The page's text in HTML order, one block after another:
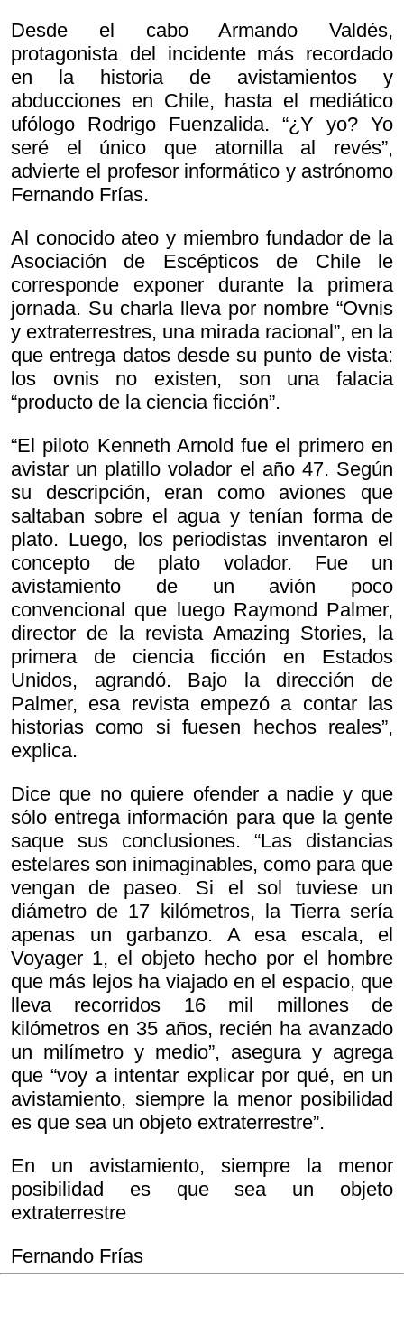
Desde el cabo Armando Valdés,
protagonista del incidente más recordado
en la historia de avistamientos y
abducciones en Chile, hasta el mediático
ufólogo Rodrigo Fuenzalida. “¿Y yo? Yo
seré el único que atornilla al revés”,
advierte el profesor informático y astrónomo
Fernando Frías.
Al conocido ateo y miembro fundador de la
Asociación de Escépticos de Chile le
corresponde exponer durante la primera
jornada. Su charla lleva por nombre “Ovnis
y extraterrestres, una mirada racional”, en la
que entrega datos desde su punto de vista:
los ovnis no existen, son una falacia
“producto de la ciencia ficción”.
“El piloto Kenneth Arnold fue el primero en
avistar un platillo volador el año 47. Según
su descripción, eran como aviones que
saltaban sobre el agua y tenían forma de
plato. Luego, los periodistas inventaron el
concepto de plato volador. Fue un
avistamiento de un avión poco
convencional que luego Raymond Palmer,
director de la revista Amazing Stories, la
primera de ciencia ficción en Estados
Unidos, agrandó. Bajo la dirección de
Palmer, esa revista empezó a contar las
historias como si fuesen hechos reales”,
explica.
Dice que no quiere ofender a nadie y que
sólo entrega información para que la gente
saque sus conclusiones. “Las distancias
estelares son inimaginables, como para que
vengan de paseo. Si el sol tuviese un
diámetro de 17 kilómetros, la Tierra sería
apenas un garbanzo. A esa escala, el
Voyager 1, el objeto hecho por el hombre
que más lejos ha viajado en el espacio, que
lleva recorridos 16 mil millones de
kilómetros en 35 años, recién ha avanzado
un milímetro y medio”, asegura y agrega
que “voy a intentar explicar por qué, en un
avistamiento, siempre la menor posibilidad
es que sea un objeto extraterrestre”.
En un avistamiento, siempre la menor
posibilidad es que sea un objeto
extraterrestre
Fernando Frías